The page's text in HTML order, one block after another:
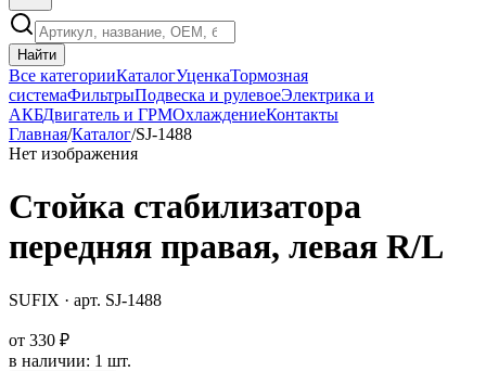
Найти
Все категорииКаталогУценкаТормозная
системаФильтрыПодвеска и рулевоеЭлектрика и
АКБДвигатель и ГРМОхлаждениеКонтакты
Главная/Каталог/SJ-1488
Нет изображения
Стойка стабилизатора
передняя правая, левая R/L
SUFIX · арт. SJ-1488
от 330 ₽
в наличии: 1 шт.